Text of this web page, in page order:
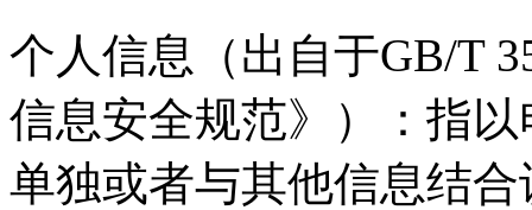
个人信息（出自于GB/T
信息安全规范》）：指
单独或者与其他信息结